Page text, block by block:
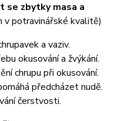
se zbytky masa a
v potravinářské kvalitě)
a vaziv.
okusování a žvýkání.
chrupu při okusování.
předcházet nudě.
čerstvosti.